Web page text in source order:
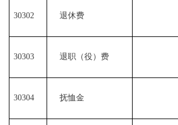
30302 退休费
30303 退职（役）费
30304 抚恤金